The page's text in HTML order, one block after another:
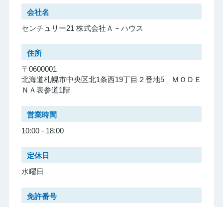
会社名
センチュリー21 株式会社Ａ－ハウス
住所
〒0600001
北海道札幌市中央区北1条西19丁目２番地5 ＭＯＤＥ
ＮＡ表参道1階
営業時間
10:00 - 18:00
定休日
水曜日
免許番号